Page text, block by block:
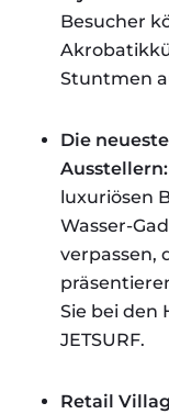
Besucher
Stuntmen
Die
Ausstellern:
luxuriösen
Wasser-
verpassen,
Sie bei den
JETSURF.
Retail